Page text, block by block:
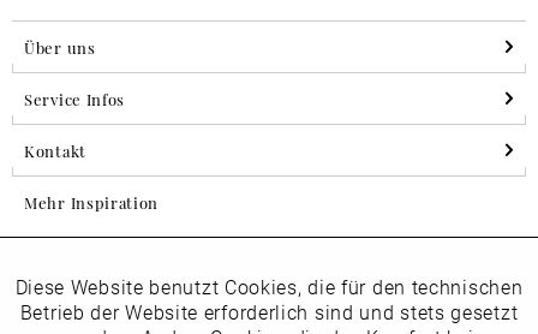
Über uns
Service Infos
Kontakt
Mehr Inspiration
Folgen Sie uns auf Instagram
horsch_schuhe
Funktionale Aktiv
Diese Website benutzt Cookies, die für den technischen
Betrieb der Website erforderlich sind und stets gesetzt